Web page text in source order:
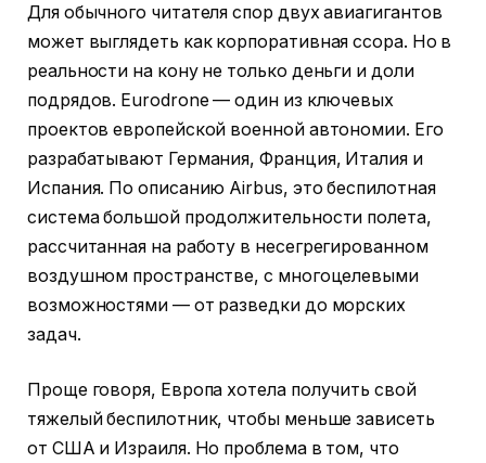
Для обычного читателя спор двух авиагигантов
может выглядеть как корпоративная ссора. Но в
реальности на кону не только деньги и доли
подрядов. Eurodrone — один из ключевых
проектов европейской военной автономии. Его
разрабатывают Германия, Франция, Италия и
Испания. По описанию Airbus, это беспилотная
система большой продолжительности полета,
рассчитанная на работу в несегрегированном
воздушном пространстве, с многоцелевыми
возможностями — от разведки до морских
задач.
Проще говоря, Европа хотела получить свой
тяжелый беспилотник, чтобы меньше зависеть
от США и Израиля. Но проблема в том, что